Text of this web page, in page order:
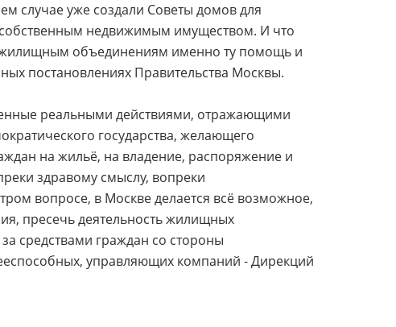
случае уже создали Советы домов для
недвижимым имуществом. И что
жилищным объединениям именно ту помощь и
постановлениях Правительства Москвы.
реальными действиями, отражающими
государства, желающего
на жильё, на владение, распоряжение и
здравому смыслу, вопреки
вопросе, в Москве делается всё возможное,
пресечь деятельность жилищных
средствами граждан со стороны
управляющих компаний - Дирекций